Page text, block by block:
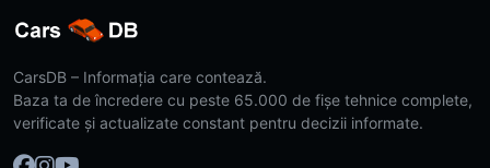
CarsDB – Informația care contează.
Baza ta de încredere cu peste 65.000 de fișe tehnice complete,
verificate și actualizate constant pentru decizii informate.